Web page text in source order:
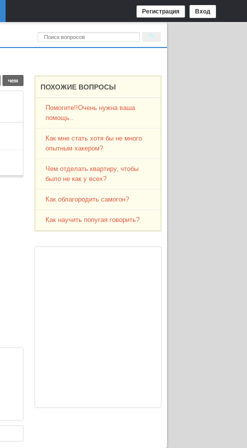
Регистрация Вход
чем
ПОХОЖИЕ ВОПРОСЫ
Помогите!!Очень нужна ваша
помощь..
Как мне стать хотя бы не много
опытным хакером?
Чем отделать квартиру, чтобы
было не как у всех?
Как облагородить самогон?
Как научить попугая говорить?